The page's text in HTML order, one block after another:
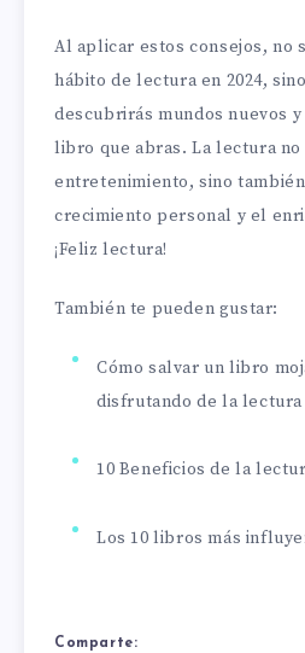
Al aplicar estos consejos, no
hábito de lectura en 2024,
descubrirás mundos nuevos
libro que abras. La lectura no
entretenimiento, sino
crecimiento personal y el
¡Feliz lectura!
También te pueden gustar:
Cómo salvar un libro
disfrutando de la lectura
10 Beneficios de la
Los 10 libros más
Comparte: